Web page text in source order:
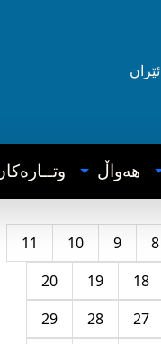
ئێران
هه‌واڵ
8
9
10
11
18
19
20
27
28
29